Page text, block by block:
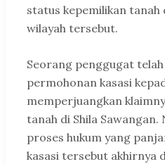
status kepemilikan tanah
wilayah tersebut.
Seorang penggugat
permohonan kasasi
memperjuangkan
tanah di Shila
proses hukum yang
kasasi tersebut akhirnya